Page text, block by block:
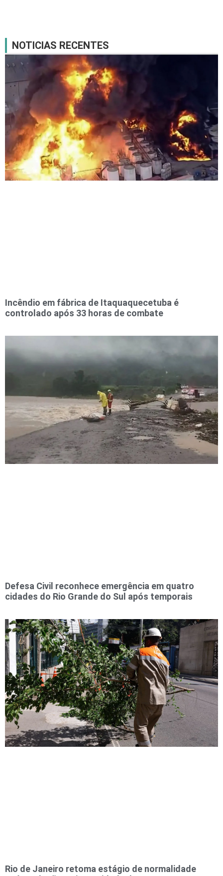
NOTICIAS RECENTES
Incêndio em fábrica de Itaquaquecetuba é
controlado após 33 horas de combate
Defesa Civil reconhece emergência em quatro
cidades do Rio Grande do Sul após temporais
Rio de Janeiro retoma estágio de normalidade